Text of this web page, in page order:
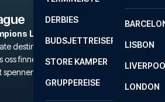
LISBON
LONDON
DERBIES
BUDSJETTREISER
STORE KAMPER
GRUPPEREISE
League-kamper
destinasjonen for din Champions
finner du et bredt utvalg av
spennende kampene i Champions